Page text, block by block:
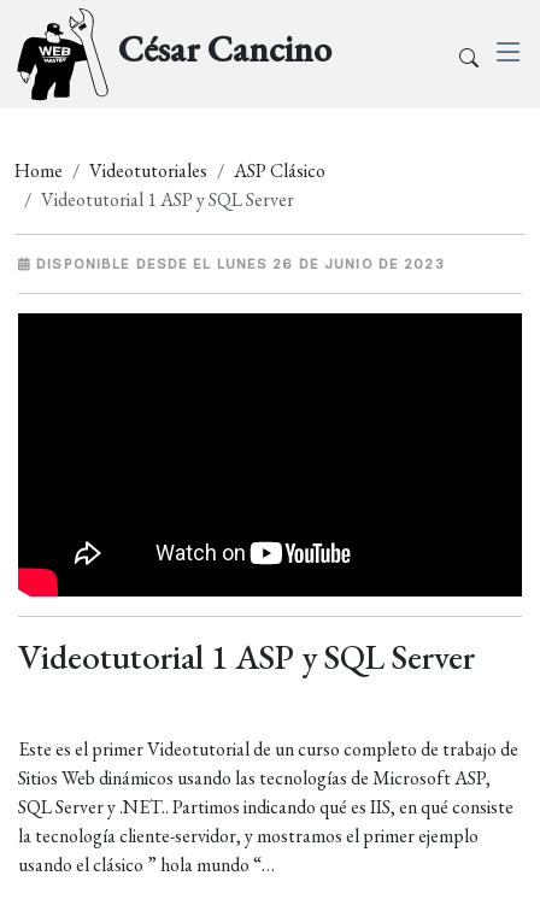
César Cancino
Home Videotutoriales
ASP Clásico
Videotutorial 1 ASP y SQL Server
DISPONIBLE DESDE EL LUNES 26 DE JUNIO DE 2023
Videotutorial 1 ASP y SQL Server
Este es el primer Videotutorial de un curso completo de trabajo de
Sitios Web dinámicos usando las tecnologías de Microsoft ASP,
SQL Server y .NET.. Partimos indicando qué es IIS, en qué consiste
la tecnología cliente-servidor, y mostramos el primer ejemplo
usando el clásico ” hola mundo “…